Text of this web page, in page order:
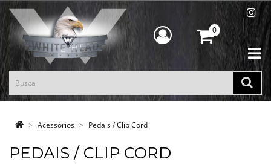
0
Acessórios Pedais / Clip Cord
PEDAIS / CLIP CORD